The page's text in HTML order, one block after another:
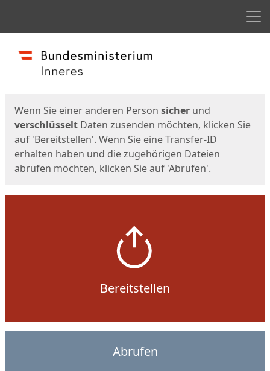
Start
Wenn Sie einer anderen Person sicher und
verschlüsselt Daten zusenden möchten, klicken Sie
auf 'Bereitstellen'. Wenn Sie eine Transfer-ID
erhalten haben und die zugehörigen Dateien
abrufen möchten, klicken Sie auf 'Abrufen'.
Bereitstellen
Abrufen